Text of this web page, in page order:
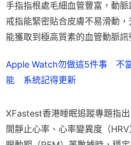
手指指根處毛細血管豐富，動
戒指能緊密貼合皮膚不易滑動
能獲取到極高質素的血管動脈訊
Apple Watch勿做這5件事 不
能 系統記得更新
XFastest香港睡眠追蹤專題指
間靜止心率、心率變異度（